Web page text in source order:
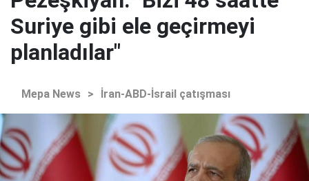
Suriye gibi ele geçirmeyi
planladılar"
Mepa News > İran-ABD-İsrail çatışması